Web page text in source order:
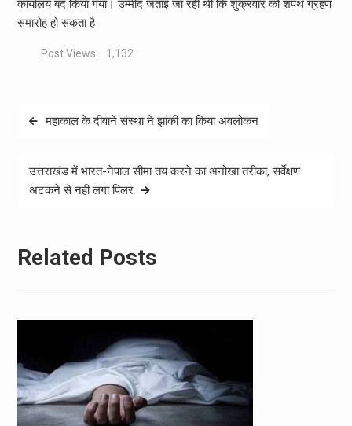
कार्यालय बंद किया गया। उम्मीद जताई जा रही थी कि शुक्रवार को शपथ ग्रहण
समारोह हो सकता है
Post Views: 1,132
Postमहाकाल के दीवाने संस्था ने झांकी का किया अवलोकन
उत्तराखंड में भारत-नेपाल सीमा तय करने का अनोखा तरीका, सर्वेक्षण
अटकने से नहीं लगा पिलर
Related Posts